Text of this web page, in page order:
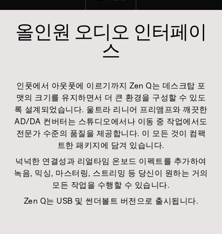
올인원 오디오 인터페이
스
인풋에서 아웃풋에 이르기까지 Zen Q는 데스크탑 포
맷의 크기를 유지하면서 더 큰 환경을 구성할 수 있도
록 설계되었습니다. 울트라 리니어 프리앰프와 깨끗한
AD/DA 컨버터는 스튜디오에서나 이동 중 작업에서도
전문가 수준의 품질을 제공합니다. 이 모든 것이 컴팩
트한 패키지에 담겨 있습니다.
넉넉한 연결성과 리얼타임 온보드 이펙트를 추가하여
녹음, 믹싱, 마스터링, 스트리밍 등 당신이 원하는 거의
모든 작업을 수행할 수 있습니다.
Zen Q는 USB 및 썬더볼트 버전으로 출시됩니다.